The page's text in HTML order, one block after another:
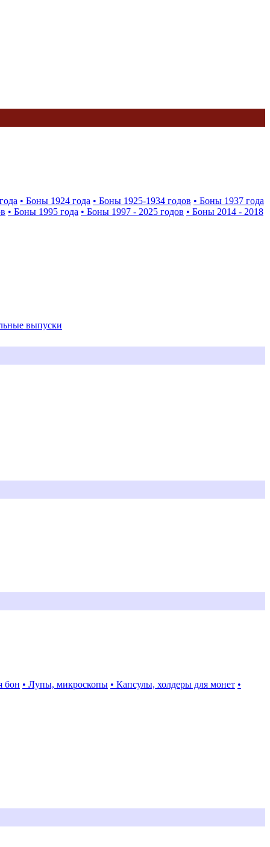
• Боны 1924 года • Боны 1925-1934 годов • Боны 1937 года
• Боны 1995 года • Боны 1997 - 2025 годов • Боны 2014 - 2018
выпуски
бон • Лупы, микроскопы • Капсулы, холдеры для монет •